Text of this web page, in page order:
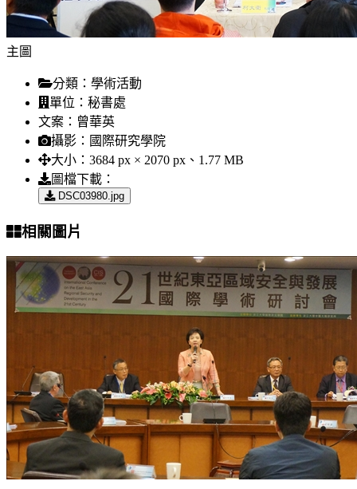
主圖
分類： 學術活動
單位： 秘書處
文案： 曾華英
攝影： 國際研究學院
大小： 3684 px × 2070 px、1.77 MB
圖檔下載：
DSC03980.jpg
相關圖片